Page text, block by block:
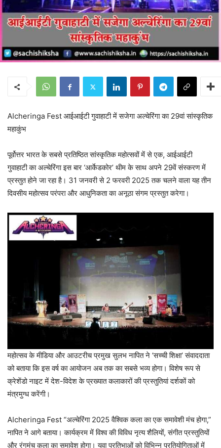
Alcheringa Fest आईआईटी गुवाहाटी में सजेगा अल्चेरिंगा का 29वां सांस्कृतिक
महाकुंभ
पूर्वोत्तर भारत के सबसे प्रतिष्ठित सांस्कृतिक महोत्सवों में से एक, आईआईटी
गुवाहाटी का अल्चेरिंगा इस बार ‘आर्केडकोर’ थीम के साथ अपने 29वें संस्करण में
प्रस्तुत होने जा रहा है। 31 जनवरी से 2 फरवरी 2025 तक चलने वाला यह तीन
दिवसीय महोत्सव परंपरा और आधुनिकता का अनूठा संगम प्रस्तुत करेगा।
महोत्सव के मीडिया और आउटरीच प्रमुख सुलभ नापित ने ‘सच्ची शिक्षा’ संवाददाता
को बताया कि इस वर्ष का आयोजन अब तक का सबसे भव्य होगा। विशेष रूप से
क्रेशेंडो नाइट में देश-विदेश के प्रख्यात कलाकारों की प्रस्तुतियां दर्शकों को
मंत्रमुग्ध करेंगी।
Alcheringa Fest “अल्चेरिंगा 2025 वैश्विक कला का एक समावेशी मंच होगा,”
नापित ने आगे बताया। कार्यक्रम में विश्व की विविध नृत्य शैलियों, संगीत प्रस्तुतियों
और रंगमंच कला का समावेश होगा। युवा प्रतिभाओं को विभिन्न प्रतियोगिताओं में